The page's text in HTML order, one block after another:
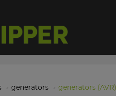
generators generators (AVR)